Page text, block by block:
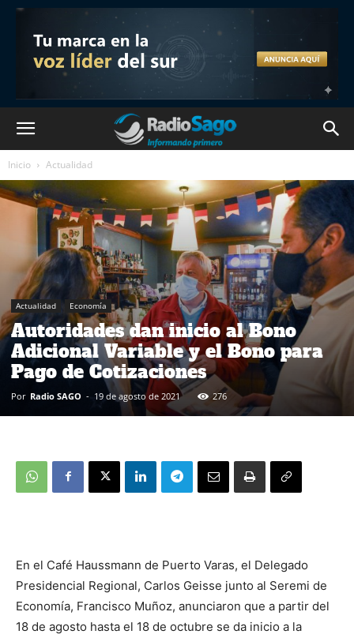
Inicio Actualidad
Actualidad Economía
Autoridades dan inicio al Bono
Adicional Variable y el Bono para
Pago de Cotizaciones
Por Radio SAGO - 19 de agosto de 2021 276
En el Café Haussmann de Puerto Varas, el Delegado
Presidencial Regional, Carlos Geisse junto al Seremi de
Economía, Francisco Muñoz, anunciaron que a partir del
18 de agosto hasta el 18 de octubre se da inicio a la